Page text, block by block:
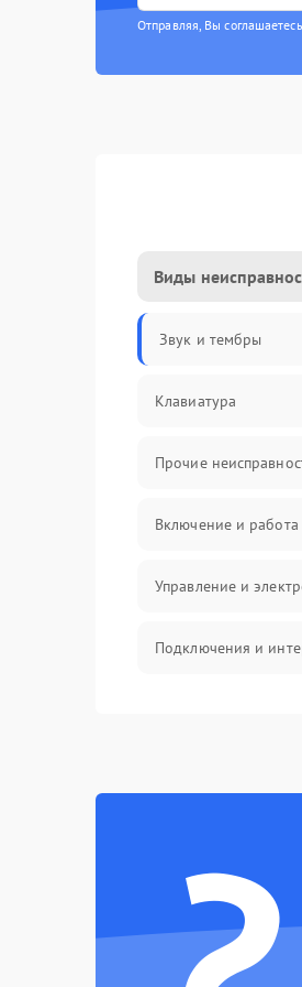
Отправляя, Вы
Виды
Звук и тембры
Клавиатура
Прочие
Включение и работа
Управление и
Подключения и
Аудио
Оптика